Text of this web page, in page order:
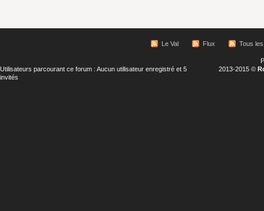
Le Val Flux Tous
Utilisateurs parcourant ce forum : Aucun utilisateur enregistré et 5
invités
2013-2015 ©